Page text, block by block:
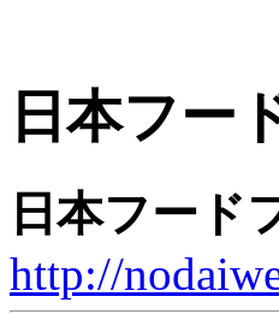
日本フー
日本フード
http://